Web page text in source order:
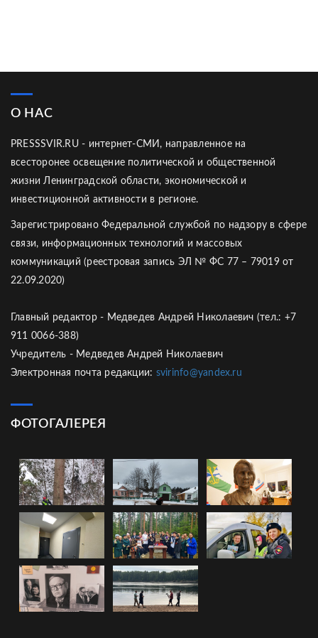
О НАС
PRESSSVIR.RU - интернет-СМИ, направленное на
всесторонее освещение политической и общественной
жизни Ленинградской области, экономической и
инвестиционной активности в регионе.
Зарегистрировано Федеральной службой по надзору в сфере
связи, информационных технологий и массовых
коммуникаций (реестровая запись ЭЛ № ФС 77 – 79019 от
22.09.2020)
Главный редактор - Медведев Андрей Николаевич (тел.: +7
911 0066-388)
Учредитель - Медведев Андрей Николаевич
Электронная почта редакции: svirinfo@yandex.ru
ФОТОГАЛЕРЕЯ